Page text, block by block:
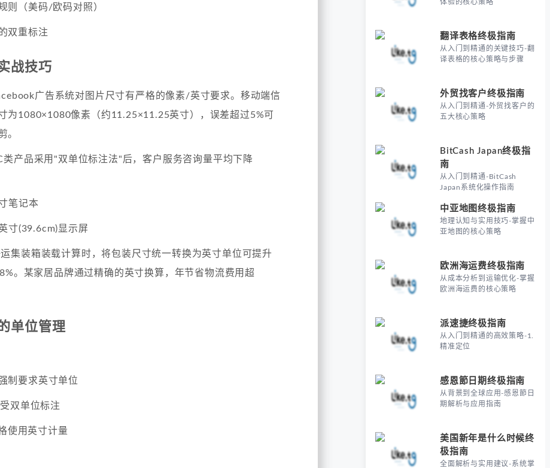
则（美码/欧码对照）
双重标注
战技巧
广告系统对图片尺寸有严格的像素/英寸要求。移动端信
为1080×1080像素（约11.25×11.25英寸），误差超过5%可
。
类产品采用"双单位标注法"后，客户服务咨询量平均下降
笔记本
寸(39.6cm)显示屏
运集装箱装载计算时，将包装尺寸统一转换为英寸单位可提升
。某家居品牌通过精确的英寸换算，年节省物流费用超
单位管理
制要求英寸单位
双单位标注
使用英寸计量
体验的核心策略
翻译表格终极指南
从入门到精通的关键技巧-翻
译表格的核心策略与步骤
外贸找客户终极指南
从入门到精通-外贸找客户的
五大核心策略
BitCash Japan终极指
南
从入门到精通-BitCash
Japan系统化操作指南
中亚地图终极指南
地理认知与实用技巧-掌握中
亚地图的核心策略
欧洲海运费终极指南
从成本分析到运输优化-掌握
欧洲海运费的核心策略
派速捷终极指南
从入门到精通的高效策略-1.
精准定位
感恩節日期终极指南
从背景到全球应用-感恩節日
期解析与应用指南
美国新年是什么时候终
极指南
全面解析与实用建议-系统掌